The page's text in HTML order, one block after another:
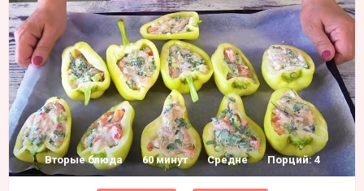
Вторые блюда 60 минут Средне Порций: 4